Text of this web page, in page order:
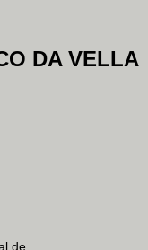
DA VELLA
de